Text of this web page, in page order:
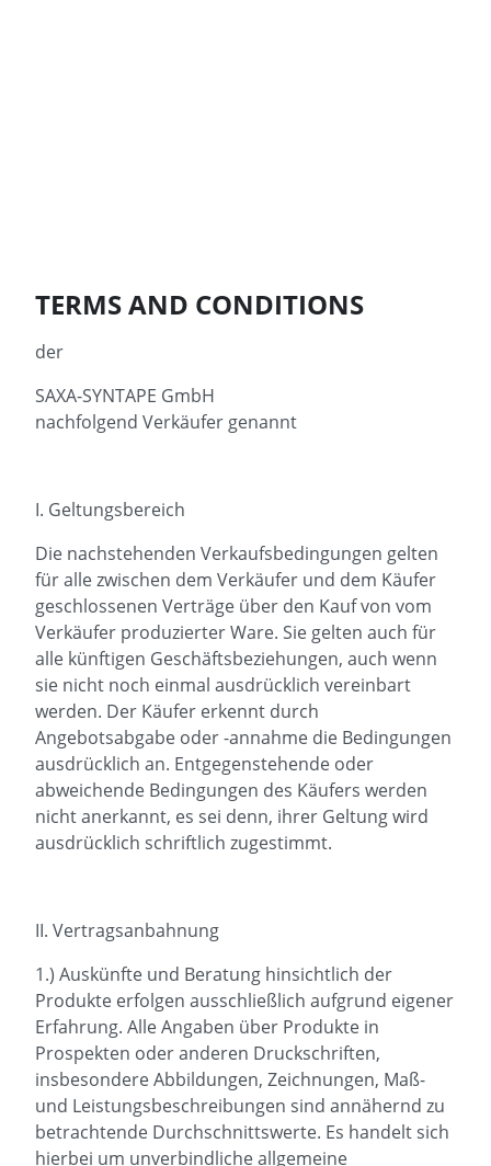
TERMS AND CONDITIONS
der
SAXA-SYNTAPE GmbH
nachfolgend Verkäufer genannt
I. Geltungsbereich
Die nachstehenden Verkaufsbedingungen gelten
für alle zwischen dem Verkäufer und dem Käufer
geschlossenen Verträge über den Kauf von vom
Verkäufer produzierter Ware. Sie gelten auch für
alle künftigen Geschäftsbeziehungen, auch wenn
sie nicht noch einmal ausdrücklich vereinbart
werden. Der Käufer erkennt durch
Angebotsabgabe oder -annahme die Bedingungen
ausdrücklich an. Entgegenstehende oder
abweichende Bedingungen des Käufers werden
nicht anerkannt, es sei denn, ihrer Geltung wird
ausdrücklich schriftlich zugestimmt.
II. Vertragsanbahnung
1.) Auskünfte und Beratung hinsichtlich der
Produkte erfolgen ausschließlich aufgrund eigener
Erfahrung. Alle Angaben über Produkte in
Prospekten oder anderen Druckschriften,
insbesondere Abbildungen, Zeichnungen, Maß-
und Leistungsbeschreibungen sind annähernd zu
betrachtende Durchschnittswerte. Es handelt sich
hierbei um unverbindliche allgemeine